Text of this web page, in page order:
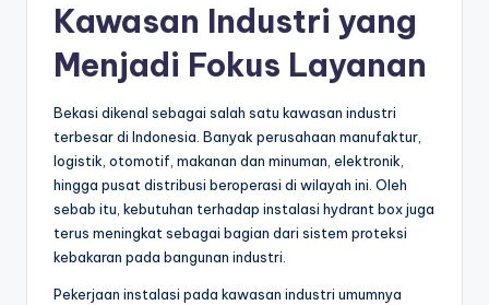
Kawasan Industri yang
Menjadi Fokus Layanan
Bekasi dikenal sebagai salah satu kawasan industri
terbesar di Indonesia. Banyak perusahaan manufaktur,
logistik, otomotif, makanan dan minuman, elektronik,
hingga pusat distribusi beroperasi di wilayah ini. Oleh
sebab itu, kebutuhan terhadap instalasi hydrant box juga
terus meningkat sebagai bagian dari sistem proteksi
kebakaran pada bangunan industri.
Pekerjaan instalasi pada kawasan industri umumnya